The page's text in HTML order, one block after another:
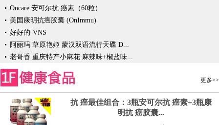
Oncare 安可尔抗 癌素（60粒）
美国康明抗癌胶囊 (OnImmu)
好好的-VNS
阿丽玛 草原艳姬 蒙汉双语流行天碟 D...
老哥香 重庆特产小麻花 麻辣味+椒盐味...
更多>>
抗 癌最佳组合：3瓶安可尔抗 癌素+3瓶康
明抗 癌胶囊...